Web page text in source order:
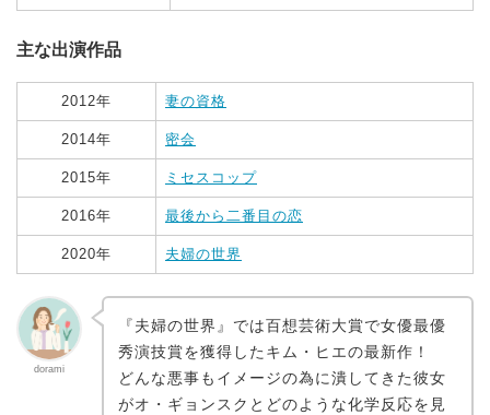
主な出演作品
2012年 妻の資格
2014年 密会
2015年 ミセスコップ
2016年 最後から二番目の恋
2020年 夫婦の世界
dorami
『夫婦の世界』では百想芸術大賞で女優最優
秀演技賞を獲得したキム・ヒエの最新作！
どんな悪事もイメージの為に潰してきた彼女
がオ・ギョンスクとどのような化学反応を見